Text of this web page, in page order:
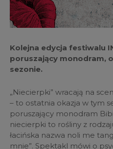
Kolejna edycja festiwalu
poruszający monodram,
sezonie.
„Niecierpki” wracają na
– to ostatnia okazja w tym
poruszający monodram
niecierpki to rośliny z
łacińska nazwa noli me
mnie”. Spektakl mówi o